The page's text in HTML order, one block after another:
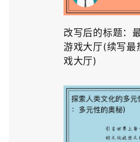
改写后的标题：
游戏大厅(续写最
戏大厅)